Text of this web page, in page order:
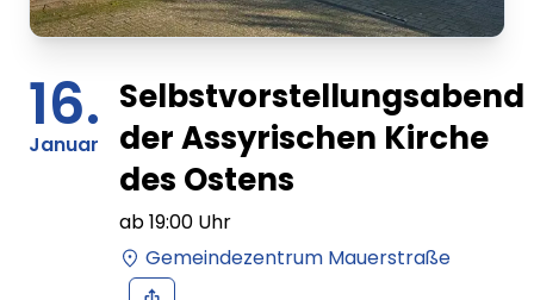
16.
Januar
Selbstvorstellungsabend
der Assyrischen Kirche
des Ostens
ab19:00 Uhr
Gemeindezentrum Mauerstraße